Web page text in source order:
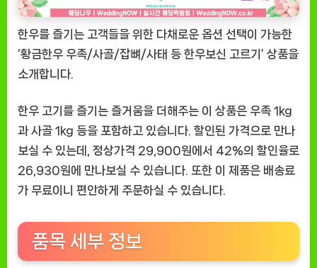
품]
한
우
고
기
[EatingNOW
ㅣ
상
한우를 즐기는 고객들을 위한 다채로운 옵션 선택이 가능한
‘황금한우 우족/사골/잡뼈/사태 등 한우보신 고르기’ 상품을
소개합니다.
한우 고기를 즐기는 즐거움을 더해주는 이 상품은 우족 1kg
과 사골 1kg 등을 포함하고 있습니다. 할인된 가격으로 만나
보실 수 있는데, 정상가격 29,900원에서 42%의 할인율로
26,930원에 만나보실 수 있습니다. 또한 이 제품은 배송료
가 무료이니 편안하게 주문하실 수 있습니다.
품목 세부 정보